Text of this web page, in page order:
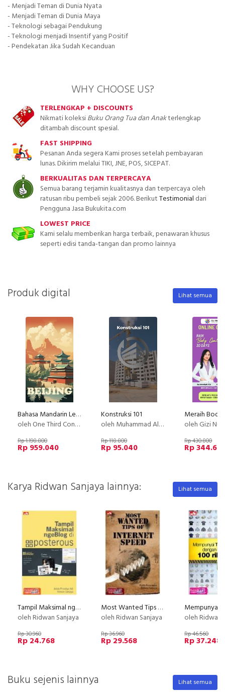
- Menjadi Teman di Dunia Nyata
- Menjadi Teman di Dunia Maya
- Teknologi sebagai Pendukung
- Teknologi menjadi Insentif yang Positif
- Pendekatan Jika Sudah Kecanduan
WHY CHOOSE US?
TERLENGKAP + DISCOUNTS
Nikmati koleksiBuku Orang Tua dan Anakterlengkap
ditambah discount spesial.
FAST SHIPPING
Pesanan Anda segera Kami proses setelah pembayaran
lunas. Dikirim melalui TIKI, JNE, POS, SICEPAT.
BERKUALITAS DAN TERPERCAYA
Semua barang terjamin kualitasnya dan terpercaya oleh
ratusan ribu pembeli sejak 2006. BerikutTestimonial dari
Pengguna Jasa Bukukita.com
LOWEST PRICE
Kami selalu memberikan harga terbaik, penawaran khusus
seperti edisi tanda-tangan dan promo lainnya
Produk digital Lihat semua
Bahasa Mandarin Level 1
oleh One Third Consulting & Abroad
Rp 1.198.800
Rp 959.040
Konstruksi 101
oleh Muhammad Ali Akbar
Rp 118.800
Rp 95.040
oleh Gizi
Rp 430.800
Rp
Karya Ridwan Sanjaya lainnya: Lihat semua
Tampil Maksimal ngeBlog di Posterous
oleh Ridwan Sanjaya
Rp 30.960
Rp 24.768
Most Wanted Tips of Internet Speed
oleh Ridwan Sanjaya
Rp 36.960
Rp 29.568
oleh Ridwan
Rp 46.560
Rp 37.248
Buku sejenis lainnya Lihat semua